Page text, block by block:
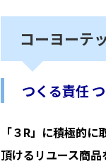
コーヨーテ
つくる責任
「３R」に積極的
頂けるリユース商品